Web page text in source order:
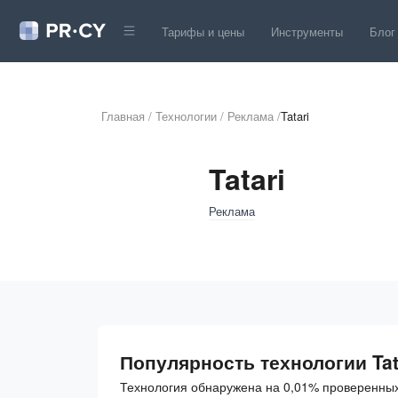
Тарифы и цены Инструменты Блог
Главная / Технологии / Реклама /Tatari
Tatari
Реклама
Популярность технологии
Технология обнаружена на 0,01%